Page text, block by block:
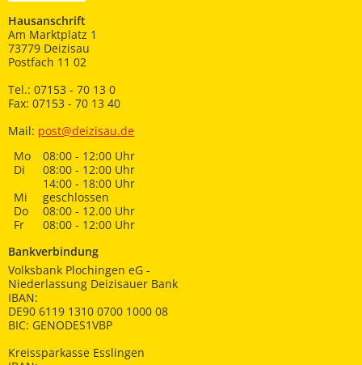
Hausanschrift
Am Marktplatz 1
73779 Deizisau
Postfach 11 02
Tel.: 07153 - 70 13 0
Fax: 07153 - 70 13 40
Mail: post@deizisau.de
Mo
08:00 - 12:00 Uhr
Di
08:00 - 12:00 Uhr
14:00 - 18:00 Uhr
Mi
geschlossen
Do
08:00 - 12.00 Uhr
Fr
08:00 - 12:00 Uhr
Bankverbindung
Volksbank Plochingen eG -
Niederlassung Deizisauer Bank
IBAN:
DE90 6119 1310 0700 1000 08
BIC: GENODES1VBP
Kreissparkasse Esslingen